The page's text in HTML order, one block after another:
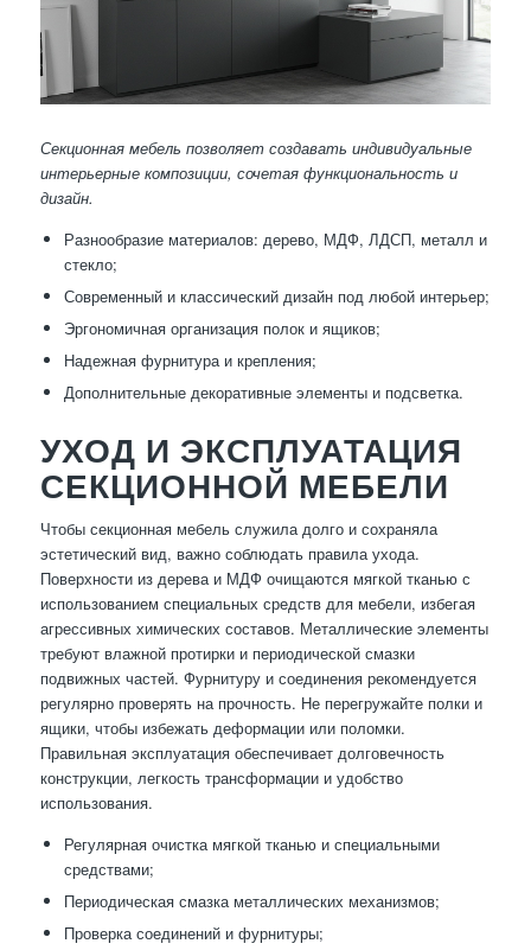
Секционная мебель позволяет создавать индивидуальные
интерьерные композиции, сочетая функциональность и
дизайн.
Разнообразие материалов: дерево, МДФ, ЛДСП, металл и
стекло;
Современный и классический дизайн под любой интерьер;
Эргономичная организация полок и ящиков;
Надежная фурнитура и крепления;
Дополнительные декоративные элементы и подсветка.
УХОД И ЭКСПЛУАТАЦИЯ
СЕКЦИОННОЙ МЕБЕЛИ
Чтобы секционная мебель служила долго и сохраняла
эстетический вид, важно соблюдать правила ухода.
Поверхности из дерева и МДФ очищаются мягкой тканью с
использованием специальных средств для мебели, избегая
агрессивных химических составов. Металлические элементы
требуют влажной протирки и периодической смазки
подвижных частей. Фурнитуру и соединения рекомендуется
регулярно проверять на прочность. Не перегружайте полки и
ящики, чтобы избежать деформации или поломки.
Правильная эксплуатация обеспечивает долговечность
конструкции, легкость трансформации и удобство
использования.
Регулярная очистка мягкой тканью и специальными
средствами;
Периодическая смазка металлических механизмов;
Проверка соединений и фурнитуры;